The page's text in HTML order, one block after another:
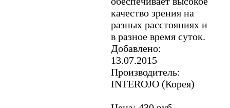
качество зрения на
разных расстояниях и
в разное время суток.
Добавлено:
13.07.2015
Производитель:
INTEROJO (Корея)